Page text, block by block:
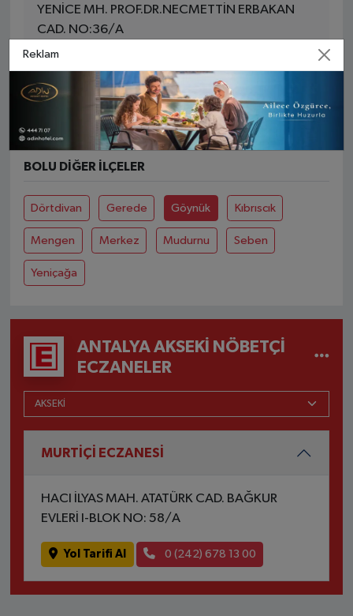
YENİCE MH. PROF.DR.NECMETTİN ERBAKAN
CAD. NO:36/A
BOLU DIĞER İLÇELER
Dörtdivan Gerede Göynük Kıbrıscık
Mengen Merkez Mudurnu Seben
Yeniçağa
ANTALYA AKSEKI NÖBETÇI
ECZANELER
MURTİÇİ ECZANESİ
HACI İLYAS MAH. ATATÜRK CAD. BAĞKUR
EVLERİ I-BLOK NO: 58/A
Yol Tarifi Al 0 (242) 678 13 00
Reklam